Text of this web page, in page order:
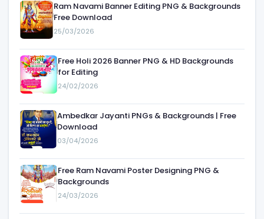
Ram Navami Banner Editing PNG & Backgrounds
Free Download
25/03/2026
Free Holi 2026 Banner PNG & HD Backgrounds
for Editing
24/02/2026
Ambedkar Jayanti PNGs & Backgrounds | Free
Download
03/04/2026
Free Ram Navami Poster Designing PNG &
Backgrounds
24/03/2026